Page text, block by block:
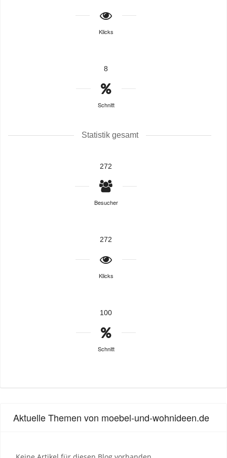
Klicks
8
Schnitt
Statistik gesamt
272
Besucher
272
Klicks
100
Schnitt
Aktuelle Themen von moebel-und-wohnideen.de